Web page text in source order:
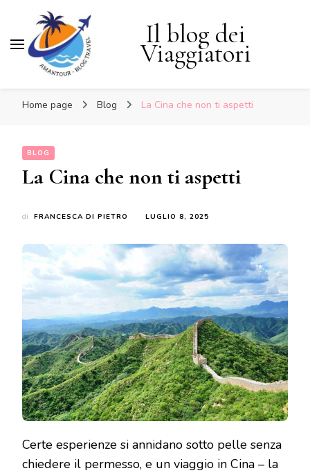
Il blog dei
Viaggiatori
Home page Blog La Cina che non ti aspetti
BLOG
La Cina che non ti aspetti
di FRANCESCA DI PIETRO LUGLIO 8, 2025
Certe esperienze si annidano sotto pelle senza
chiedere il permesso, e un viaggio in Cina – la